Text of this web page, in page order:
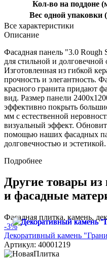
Кол-во на поддоне
Вес одной упаковки
Все характеристики
Описание
Фасадная панель "3.0
для стильной и долговечной
Изготовленная из гибкой
прочность и элегантность.
красного гранита придают
вид. Размер панели
эффективно покрыть
мм с естественной
визуальный эффект.
помощью наших фасадных
долговечностью и эстетикой.
Подробнее
Другие товары из
и фасадные
Фасадная плитка, камень,
-3%
Декоративный камень
Артикул: 40001219